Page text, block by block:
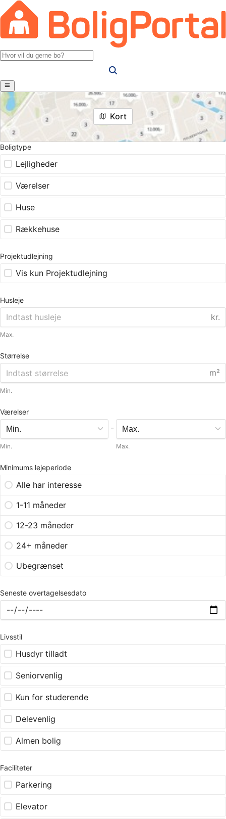
Kort
Boligtype
Lejligheder
Værelser
Huse
Rækkehuse
Projektudlejning
Vis kun Projektudlejning
Husleje
kr.
Max.
Størrelse
m²
Min.
Værelser
Min.
-
Max.
Minimums lejeperiode
Alle har interesse
1-11 måneder
12-23 måneder
24+ måneder
Ubegrænset
Seneste overtagelsesdato
Livsstil
Husdyr tilladt
Seniorvenlig
Kun for studerende
Delevenlig
Almen bolig
Faciliteter
Parkering
Elevator